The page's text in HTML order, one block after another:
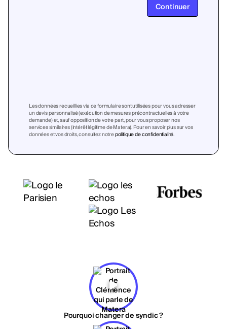
Continuer
Les données recueillies via ce formulaire sont utilisées pour vous adresser
un devis personnalisé (exécution de mesures précontractuelles à votre
demande) et, sauf opposition de votre part, pour vous proposer nos
services similaires (intérêt légitime de Matera). Pour en savoir plus sur vos
données et vos droits, consultez notrepolitique de confidentialité.
Pourquoi changer de syndic ?